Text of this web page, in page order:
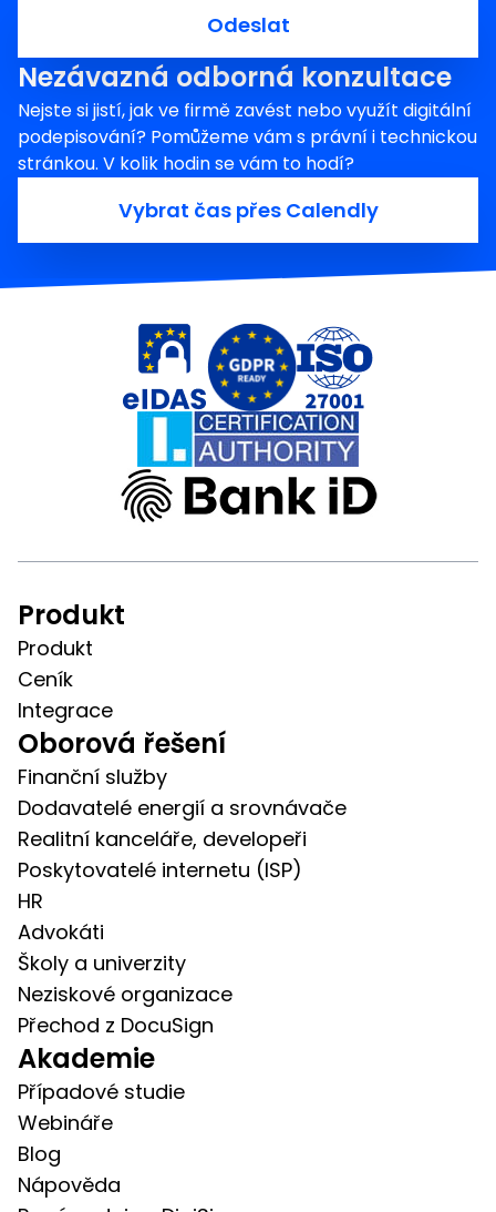
Odeslat
Nezávazná odborná konzultace
Nejste si jistí, jak ve firmě zavést nebo využít digitální
podepisování? Pomůžeme vám s právní i technickou
stránkou. V kolik hodin se vám to hodí?
Vybrat čas přes Calendly
Produkt
Produkt
Ceník
Integrace
Oborová řešení
Finanční služby
Dodavatelé energií a srovnávače
Realitní kanceláře, developeři
Poskytovatelé internetu (ISP)
HR
Advokáti
Školy a univerzity
Neziskové organizace
Přechod z DocuSign
Akademie
Případové studie
Webináře
Blog
Nápověda